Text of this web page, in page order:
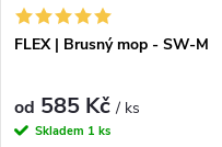
FLEX | Brusný mop - SW-M
od 585 Kč/ ks
Skladem 1 ks